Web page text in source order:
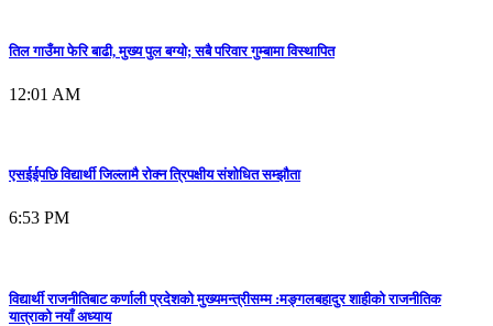
तिल गाउँमा फेरि बाढी, मुख्य पुल बग्यो; सबै परिवार गुम्बामा विस्थापित
12:01 AM
एसईईपछि विद्यार्थी जिल्लामै रोक्न त्रिपक्षीय संशोधित सम्झौता
6:53 PM
विद्यार्थी राजनीतिबाट कर्णाली प्रदेशको मुख्यमन्त्रीसम्म :मङ्गलबहादुर शाहीको राजनीतिक
यात्राको नयाँ अध्याय